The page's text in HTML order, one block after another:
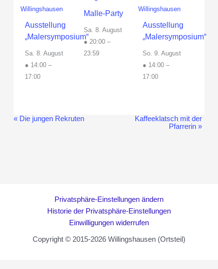
Ausstellung
„Malersymposium“
Sa. 8. August
● 14:00–
17:00
Malle-Party
Sa. 8. August
● 20:00–
23:59
Ausstellung
„Malersymposium“
So. 9. August
● 14:00 –
17:00
Veranstaltung-
«Die jungen Rekruten
Kaffeeklatsch mit der
Pfarrerin»
Privatsphäre-Einstellungen ändern
Historie der Privatsphäre-Einstellungen
Einwilligungen widerrufen
Copyright © 2015-2026 Willingshausen (Ortsteil)